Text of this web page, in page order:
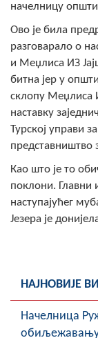
Састав
Службени
Вијести
Заштита
COVID 19
начелницу
Ово је била
разговарало о
и Меџлиса ИЗ
битна јер у
склопу Меџлиса
наставку
Турској управи
представништво
Као што је то
поклони.
наступајућег
Језера је
НАЈНОВИЈЕ
Начелница
обиљежавању